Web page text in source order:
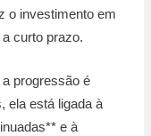
o investimento em
curto prazo.
progressão é
ela está ligada à
e à